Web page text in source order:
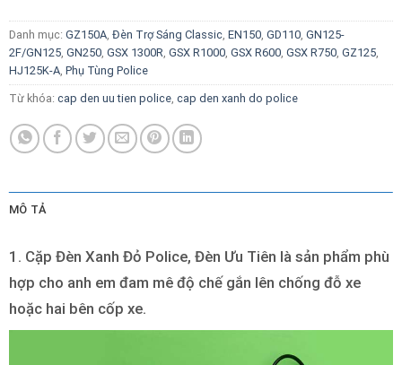
Danh mục: GZ150A, Đèn Trợ Sáng Classic, EN150, GD110, GN125-
2F/GN125, GN250, GSX 1300R GSX R1000, GSX R600, GSX R750, GZ125,
HJ125K-A, Phụ Tùng Police
Từ khóa: cap den uu tien police, cap den xanh do police
MÔ TẢ
1. Cặp Đèn Xanh Đỏ Police, Đèn Ưu Tiên là sản phẩm phù
hợp cho anh em đam mê độ chế gắn lên chống đỗ xe
hoặc hai bên cốp xe.